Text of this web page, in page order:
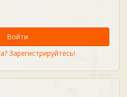
Войти
Зарегистрируйтесь!